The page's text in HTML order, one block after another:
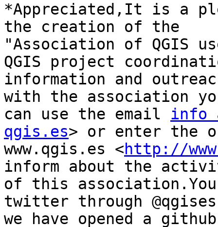
*Appreciated,It is a
the creation of the
"Association of QGIS
QGIS project
information and
with the association
can use the email info
qgis.es> or enter the
www.qgis.es <http://
inform about the
of this
twitter through